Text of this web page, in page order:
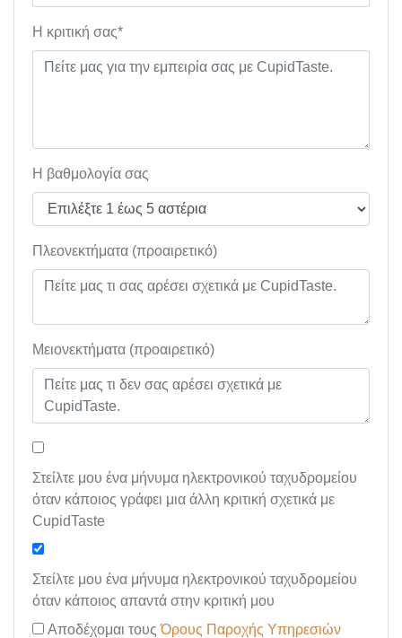
Η κριτική σας*
Η βαθμολογία σας
Πλεονεκτήματα (προαιρετικό)
Μειονεκτήματα (προαιρετικό)
Στείλτε μου ένα μήνυμα ηλεκτρονικού ταχυδρομείου
όταν κάποιος γράφει μια άλλη κριτική σχετικά με
CupidTaste
Στείλτε μου ένα μήνυμα ηλεκτρονικού ταχυδρομείου
όταν κάποιος απαντά στην κριτική μου
Αποδέχομαι τουςΌρους Παροχής Υπηρεσιών